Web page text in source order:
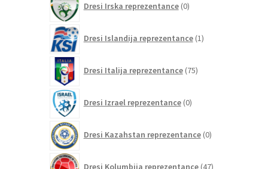
Dresi Irska reprezentance 0izdelkov
Dresi Islandija reprezentance 1izdelek
Dresi Italija reprezentance 75izdelkov
Dresi Izrael reprezentance 0izdelkov
Dresi Kazahstan reprezentance 0izdelkov
Dresi Kolumbija reprezentance 47